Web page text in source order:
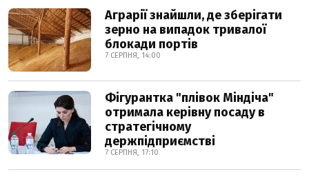
Аграрії знайшли, де зберігати
зерно на випадок тривалої
блокади портів
7 СЕРПНЯ, 14:00
Фігурантка "плівок Міндіча"
отримала керівну посаду в
стратегічному
держпідприємстві
7 СЕРПНЯ, 17:10